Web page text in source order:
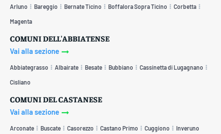
Arluno Bareggio Bernate Ticino Boffalora Sopra Ticino Corbetta
Magenta
COMUNI DELL'ABBIATENSE
Vai alla sezione
Abbiategrasso Albairate Besate Bubbiano Cassinetta di Lugagnano
Cisliano
COMUNI DEL CASTANESE
Vai alla sezione
Arconate Buscate Casorezzo Castano Primo Cuggiono Inveruno